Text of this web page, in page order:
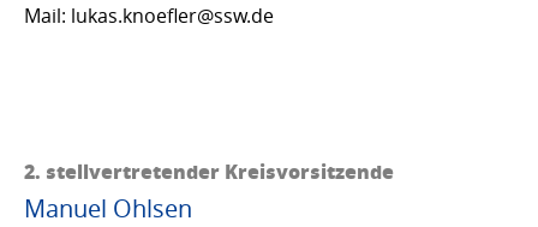
Mail: lukas.knoefler@ssw.de
2. stellvertretender Kreisvorsitzende
Manuel Ohlsen